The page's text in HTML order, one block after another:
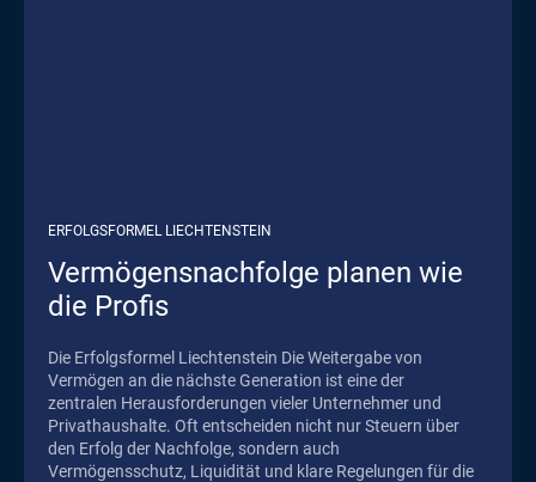
ERFOLGSFORMEL LIECHTENSTEIN
Vermögensnachfolge planen wie
die Profis
Die Erfolgsformel Liechtenstein Die Weitergabe von
Vermögen an die nächste Generation ist eine der
zentralen Herausforderungen vieler Unternehmer und
Privathaushalte. Oft entscheiden nicht nur Steuern über
den Erfolg der Nachfolge, sondern auch
Vermögensschutz, Liquidität und klare Regelungen für die